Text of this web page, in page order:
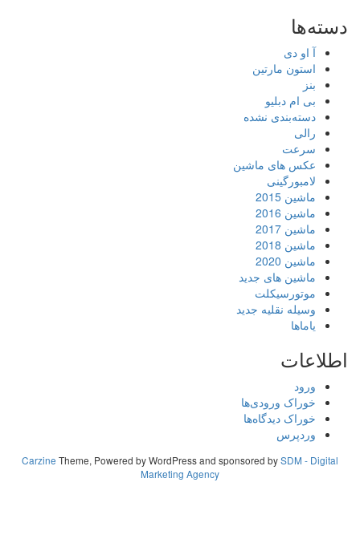
دسته‌ها
آ او دی
استون مارتین
بنز
بی ام دبلیو
دسته‌بندی نشده
رالی
سرعت
عکس های ماشین
لامبورگینی
ماشین 2015
ماشین 2016
ماشین 2017
ماشین 2018
ماشین 2020
ماشین های جدید
موتورسیکلت
وسیله نقلیه جدید
یاماها
اطلاعات
ورود
خوراک ورودی‌ها
خوراک دیدگاه‌ها
وردپرس
CarzineTheme, Powered by WordPress and sponsored bySDM - Digital
Marketing Agency